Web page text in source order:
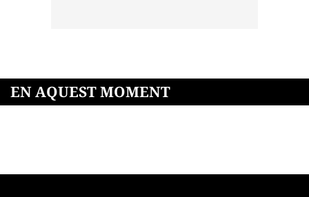
EN AQUEST MOMENT